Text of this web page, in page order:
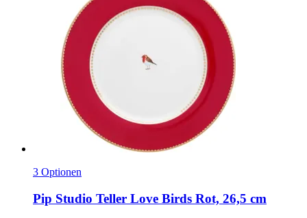
3 Optionen
Pip Studio Teller Love Birds Rot, 26,5 cm